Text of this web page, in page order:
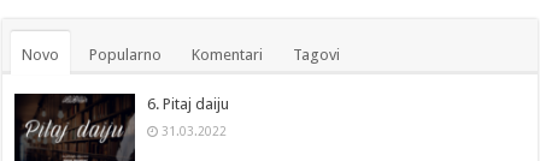
Novo Popularno Komentari Tagovi
6. Pitaj daiju
31.03.2022